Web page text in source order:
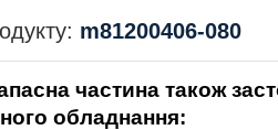
m81200406-080
частина також
обладнання: